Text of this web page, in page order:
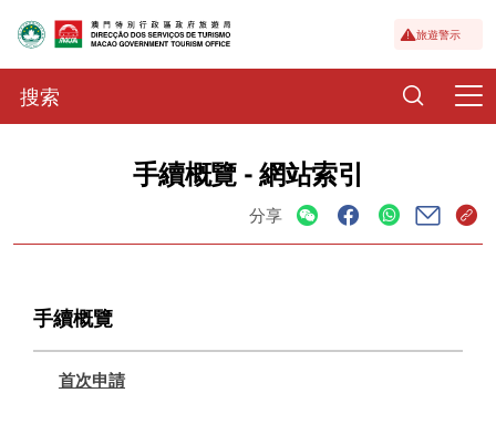
旅遊警示
手續概覽 - 網站索引
分享
手續概覽
首次申請